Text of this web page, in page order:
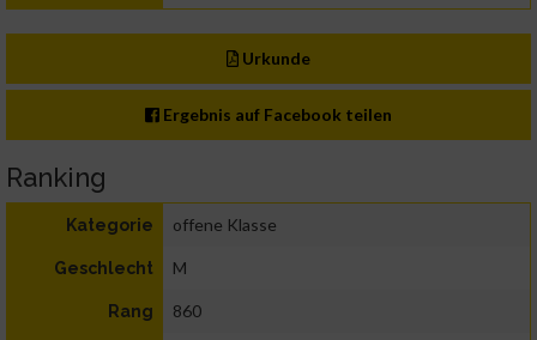
Urkunde
Ergebnis auf Facebook teilen
Ranking
Kategorie offene Klasse
Geschlecht M
Rang 860